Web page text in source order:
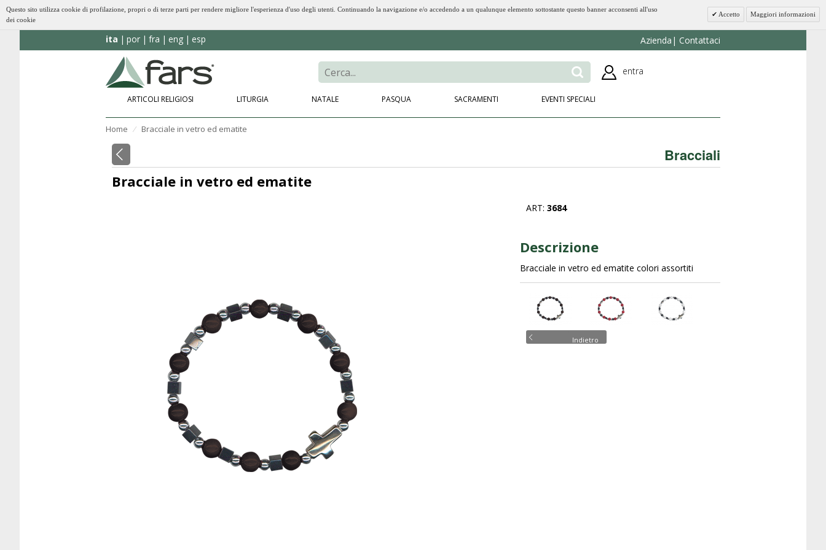
Questo sito utilizza cookie di profilazione, propri o di terze parti per rendere migliore l'esperienza d'uso degli utenti. Continuando la navigazione e/o accedendo a un qualunque elemento sottostante questo banner acconsenti all'uso
dei cookie
Accetto Maggiori informazioni
ita por fra eng esp Azienda Contattaci
entra
ARTICOLI RELIGIOSI LITURGIA NATALE PASQUA SACRAMENTI EVENTI SPECIALI
Home ⁄ Bracciale in vetro ed ematite
Bracciali
Bracciale in vetro ed ematite
ART: 3684
Descrizione
Bracciale in vetro ed ematite colori assortiti
Indietro